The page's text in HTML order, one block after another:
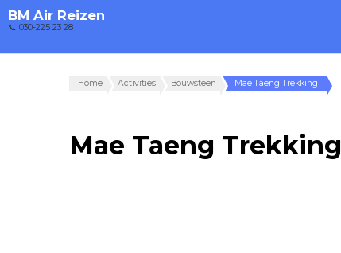
BM Air Reizen
📞 030-225 23 28
Home Activities Bouwsteen Mae Taeng Trekking
Mae Taeng Trekking